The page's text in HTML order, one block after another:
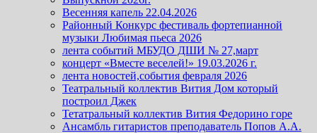
Весенняя капель 22.04.2026
Районный Конкурс фестиваль фортепианной
музыки Любимая пьеса 2026
лента событий МБУДО ДШИ № 27,март
концерт «Вместе веселей!» 19.03.2026 г.
лента новостей,события февраля 2026
Театральный коллектив Вития Дом который
построил Джек
Тетатральный коллектив Вития Федорино горе
Ансамбль гитаристов преподаватель Попов А.А.